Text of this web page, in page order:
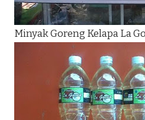
Minyak Goreng Kelapa La